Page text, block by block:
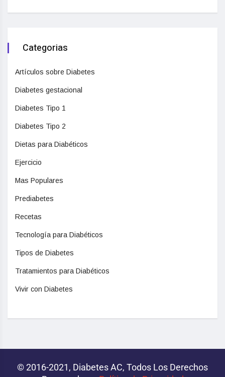
Categorias
Artículos sobre Diabetes
Diabetes gestacional
Diabetes Tipo 1
Diabetes Tipo 2
Dietas para Diabéticos
Ejercicio
Mas Populares
Prediabetes
Recetas
Tecnología para Diabéticos
Tipos de Diabetes
Tratamientos para Diabéticos
Vivir con Diabetes
© 2016-2021, Diabetes AC, Todos Los Derechos